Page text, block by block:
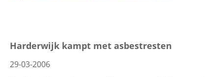
Harderwijk kampt met asbestresten
29-03-2006